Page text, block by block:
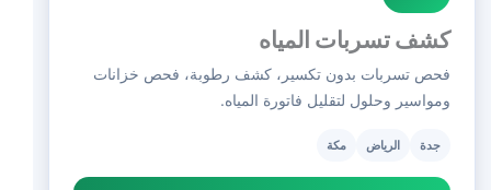
كشف تسربات المياه
فحص تسربات بدون تكسير، كشف رطوبة، فحص خزانات
ومواسير وحلول لتقليل فاتورة المياه.
جدة الرياض مكة